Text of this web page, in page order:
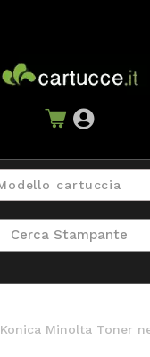
Konica Minolta Toner